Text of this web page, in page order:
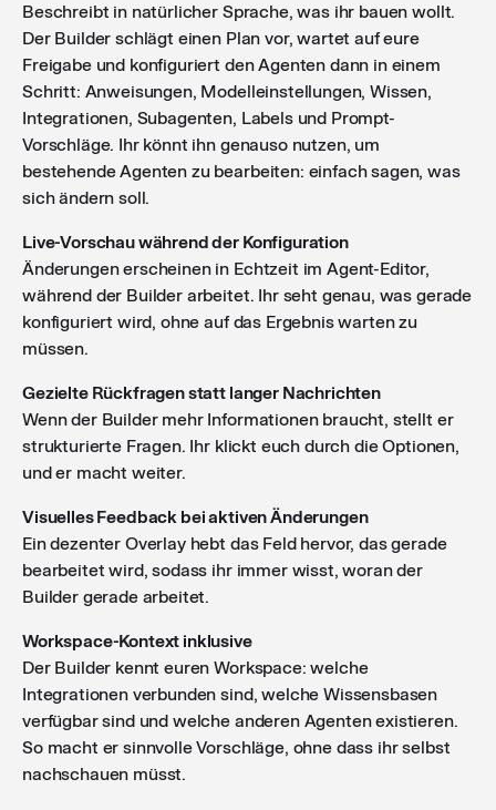
Beschreibt in natürlicher Sprache, was ihr bauen wollt.
Der Builder schlägt einen Plan vor, wartet auf eure
Freigabe und konfiguriert den Agenten dann in einem
Schritt: Anweisungen, Modelleinstellungen, Wissen,
Integrationen, Subagenten, Labels und Prompt-
Vorschläge. Ihr könnt ihn genauso nutzen, um
bestehende Agenten zu bearbeiten: einfach sagen, was
sich ändern soll.
Live-Vorschau während der Konfiguration
Änderungen erscheinen in Echtzeit im Agent-Editor,
während der Builder arbeitet. Ihr seht genau, was gerade
konfiguriert wird, ohne auf das Ergebnis warten zu
müssen.
Gezielte Rückfragen statt langer Nachrichten
Wenn der Builder mehr Informationen braucht, stellt er
strukturierte Fragen. Ihr klickt euch durch die Optionen,
und er macht weiter.
Visuelles Feedback bei aktiven Änderungen
Ein dezenter Overlay hebt das Feld hervor, das gerade
bearbeitet wird, sodass ihr immer wisst, woran der
Builder gerade arbeitet.
Workspace-Kontext inklusive
Der Builder kennt euren Workspace: welche
Integrationen verbunden sind, welche Wissensbasen
verfügbar sind und welche anderen Agenten existieren.
So macht er sinnvolle Vorschläge, ohne dass ihr selbst
nachschauen müsst.